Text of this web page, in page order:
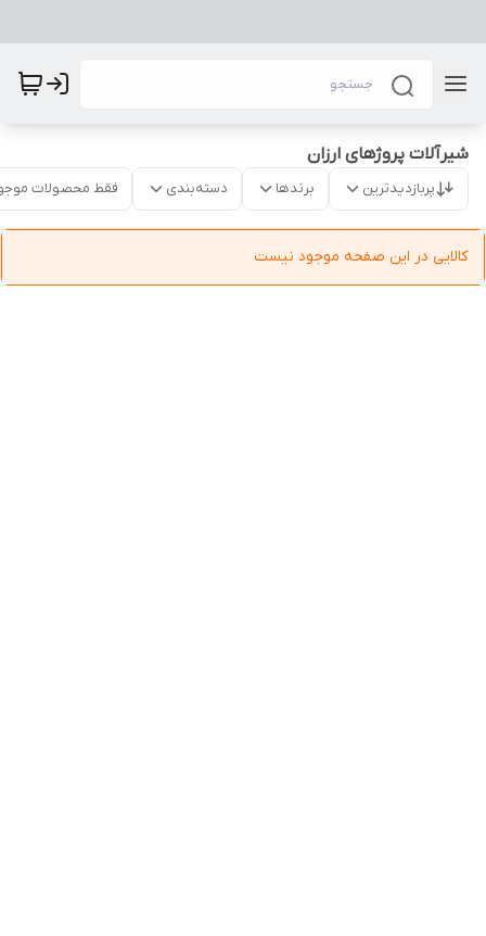
شیرآلات پروژهای ارزان
پربازدیدترین برندها دسته‌بندی فقط محصولات
کالایی در این صفحه موجود نیست